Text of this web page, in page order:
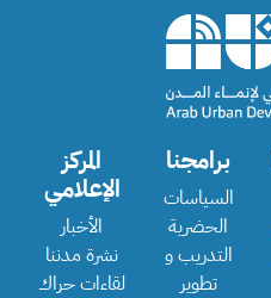
برامجنا
السياسات
الحضرية
التدريب و
تطوير
المركز
الإعلامي
الأخبار
نشرة مدننا
لقاءات حراك